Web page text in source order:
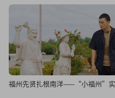
福州先贤扎根南洋——“小福州”